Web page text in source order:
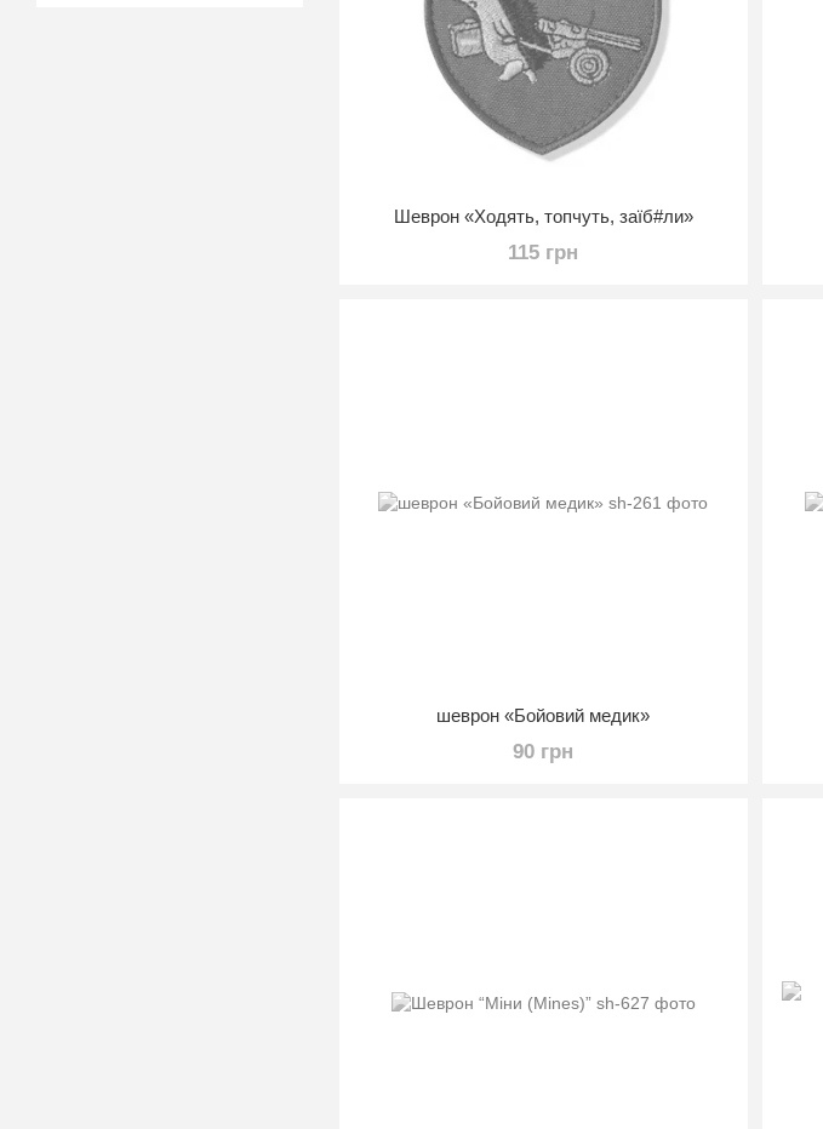
Шеврон «Ходять, топчуть, заїб#ли»
115 грн
шеврон «Бойовий медик»
90 грн